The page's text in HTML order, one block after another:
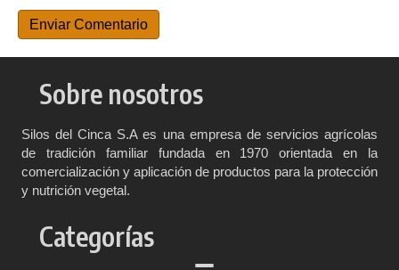
Sobre nosotros
Silos del Cinca S.A es una empresa de servicios agrícolas
de tradición familiar fundada en 1970 orientada en la
comercialización y aplicación de productos para la protección
y nutrición vegetal.
Categorías